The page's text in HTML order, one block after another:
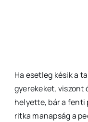
Ha esetleg késik a
gyerekeket, viszont
helyette, bár a fenti
ritka manapság a